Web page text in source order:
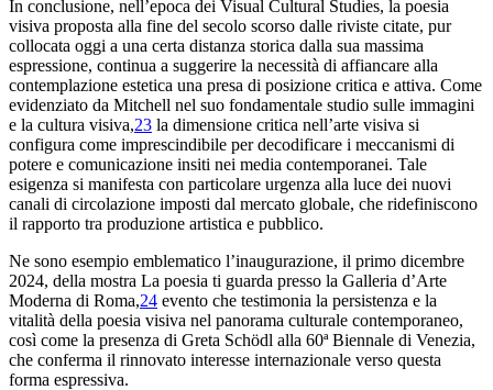
In conclusione, nell’epoca dei Visual Cultural Studies, la poesia
visiva proposta alla fine del secolo scorso dalle riviste citate, pur
collocata oggi a una certa distanza storica dalla sua massima
espressione, continua a suggerire la necessità di affiancare alla
contemplazione estetica una presa di posizione critica e attiva. Come
evidenziato da Mitchell nel suo fondamentale studio sulle immagini
e la cultura visiva,23 la dimensione critica nell’arte visiva si
configura come imprescindibile per decodificare i meccanismi di
potere e comunicazione insiti nei media contemporanei. Tale
esigenza si manifesta con particolare urgenza alla luce dei nuovi
canali di circolazione imposti dal mercato globale, che ridefiniscono
il rapporto tra produzione artistica e pubblico.
Ne sono esempio emblematico l’inaugurazione, il primo dicembre
2024, della mostra La poesia ti guarda presso la Galleria d’Arte
Moderna di Roma,24 evento che testimonia la persistenza e la
vitalità della poesia visiva nel panorama culturale contemporaneo,
così come la presenza di Greta Schödl alla 60ª Biennale di Venezia,
che conferma il rinnovato interesse internazionale verso questa
forma espressiva.